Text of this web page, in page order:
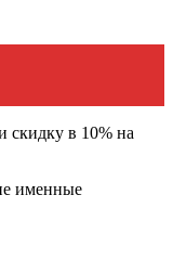
скидку в 10% на